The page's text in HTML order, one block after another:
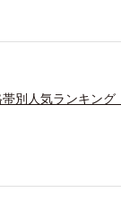
帯別人気ランキン